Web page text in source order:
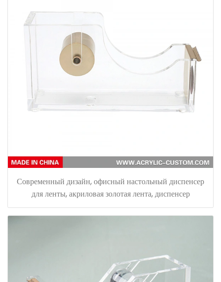
Современный дизайн, офисный настольный диспенсер
для ленты, акриловая золотая лента, диспенсер